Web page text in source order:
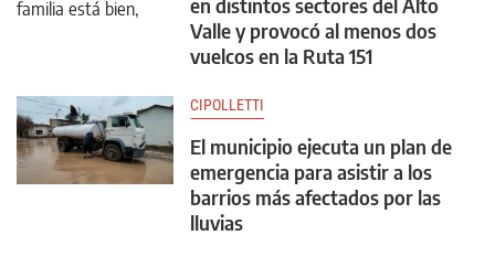
Valle y provocó al menos dos
vuelcos en la Ruta 151
CIPOLLETTI
El municipio ejecuta un plan de
emergencia para asistir a los
barrios más afectados por las
lluvias